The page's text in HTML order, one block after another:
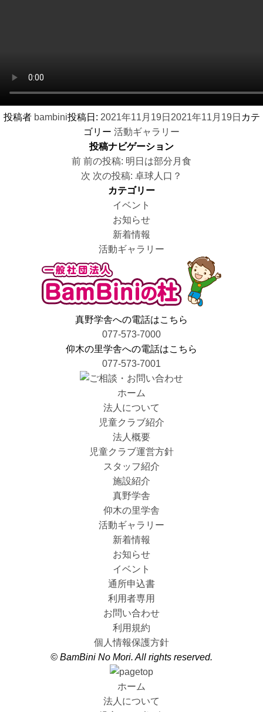
投稿者 bambini投稿日: 2021年11月19日 2021年11月19日 カテ
ゴリー 活動ギャラリー
投稿ナビゲーション
前 前の投稿: 明日は部分月食
次 次の投稿: 卓球人口？
カテゴリー
イベント
お知らせ
新着情報
活動ギャラリー
真野学舎への電話はこちら
077-573-7000
仰木の里学舎への電話はこちら
077-573-7001
ホーム
法人について
児童クラブ紹介
法人概要
児童クラブ運営方針
スタッフ紹介
施設紹介
真野学舎
仰木の里学舎
活動ギャラリー
新着情報
お知らせ
イベント
通所申込書
利用者専用
お問い合わせ
利用規約
個人情報保護方針
© BamBini No Mori. All rights reserved.
ホーム
法人について